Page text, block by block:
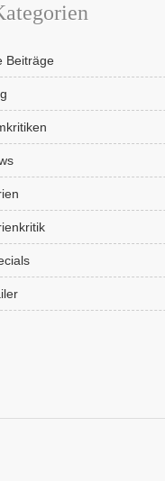
Beiträge